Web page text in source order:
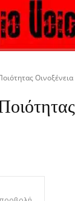
Οινοξένεια